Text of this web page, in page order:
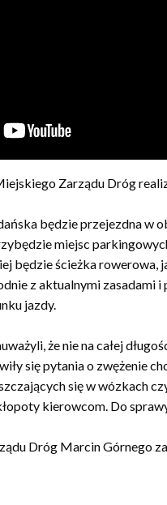
Zarządu Dróg
będzie przejezdna w
miejsc
będzie ścieżka rowerowa,
z aktualnymi zasadami i
jazdy.
że nie na całej
się pytania o zwężenie
się w wózkach
kierowcom. Do
Dróg Marcin Górnego